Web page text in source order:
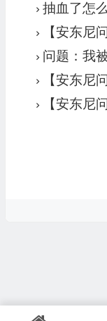
抽血了怎
【安东尼问
问题：我被狗咬了。从那以后，我的膝
【安东尼问答系列84】我
【安东尼问答系列71